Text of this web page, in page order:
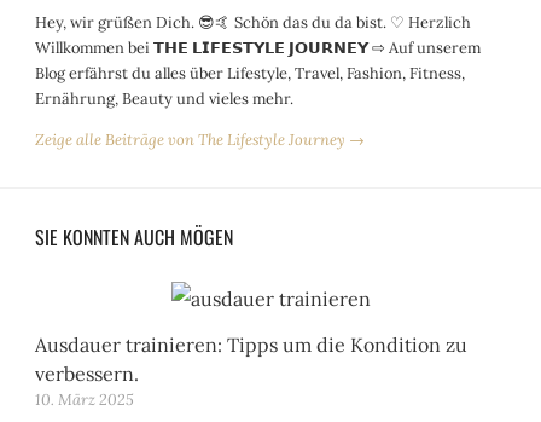
Hey, wir grüßen Dich. 😎🤙 Schön das du da bist. ♡ Herzlich
Willkommen bei 𝗧𝗛𝗘 𝗟𝗜𝗙𝗘𝗦𝗧𝗬𝗟𝗘 𝗝𝗢𝗨𝗥𝗡𝗘𝗬 ⇨ Auf unserem
Blog erfährst du alles über Lifestyle, Travel, Fashion, Fitness,
Ernährung, Beauty und vieles mehr.
Zeige alle Beiträge von The Lifestyle Journey →
SIE KONNTEN AUCH MÖGEN
Ausdauer trainieren: Tipps um die Kondition zu
verbessern.
10. März 2025